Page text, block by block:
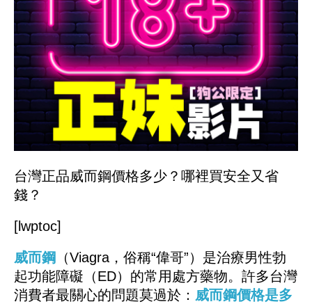
台灣正品威而鋼價格多少？哪裡買安全又省
錢？
[lwptoc]
威而鋼 （Viagra，俗稱“偉哥”）是治療男性勃
起功能障礙（ED）的常用處方藥物。許多台灣
消費者最關心的問題莫過於： 威而鋼價格是多